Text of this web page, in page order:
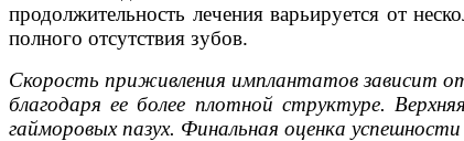
продолжительность лечения варьируется от
полного отсутствия зубов.
Скорость приживления имплантатов зависит
благодаря ее более плотной структуре.
гайморовых пазух. Финальная оценка